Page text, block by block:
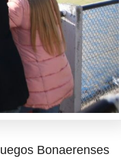
Bonaerenses